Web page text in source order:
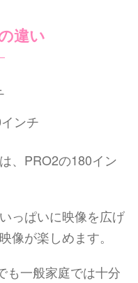
違い
ンチ
、PRO2の180イン
っぱいに映像を広げ
像が楽しめます。
も一般家庭では十分